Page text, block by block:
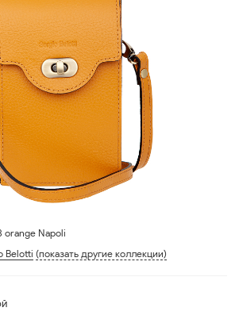
orange Napoli
Belotti (показать другие коллекции)